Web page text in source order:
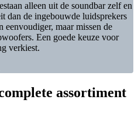
alleen uit de soundbar zelf en
dan de ingebouwde luidsprekers
maar missen de
Een goede keuze voor
verkiest.
assortiment